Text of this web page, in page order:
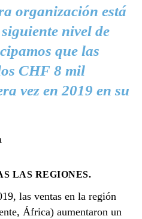
organización está
nivel de
que las
CHF 8 mil
vez en 2019 en su
LAS REGIONES.
las ventas en la región
África) aumentaron un